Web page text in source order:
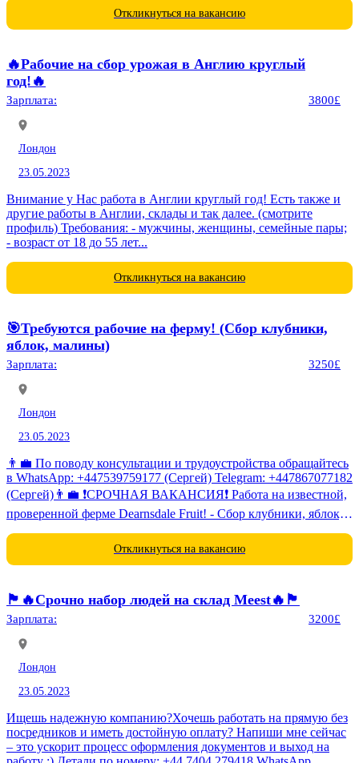
Откликнуться на вакансию
🔥Рабочие на сбор урожая в Англию круглый
год!🔥
Зарплата: 3800£
Лондон
23.05.2023
Внимание у Нас работа в Англии круглый год! Есть также и
другие работы в Англии, склады и так далее. (смотрите
профиль) Требования: - мужчины, женщины, семейные пары;
- возраст от 18 до 55 лет...
Откликнуться на вакансию
🎯Требуются рабочие на ферму! (Сбор клубники,
яблок, малины)
Зарплата: 3250£
Лондон
23.05.2023
👨‍💼 По поводу консультации и трудоустройства обращайтесь
в WhatsApp: +447539759177 (Сергей) Telegram: +447867077182
(Сергей)👨‍💼 ❗СРОЧНАЯ ВАКАНСИЯ❗ Работа на известной,
проверенной ферме Dearnsdale Fruit! - Сбор клубники, яблок,
Откликнуться на вакансию
🏴󠁧󠁢󠁥󠁮󠁧󠁿🔥Срочно набор людей на склад Meest🔥🏴󠁧󠁢󠁥󠁮󠁧󠁿
Зарплата: 3200£
Лондон
23.05.2023
Ищешь надежную компанию?Хочешь работать на прямую без
посредников и иметь достойную оплату? Напиши мне сейчас
– это ускорит процесс оформления документов и выход на